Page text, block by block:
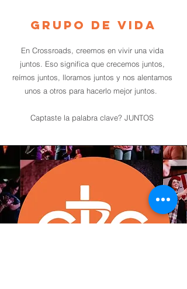
Grupo de vida
En Crossroads, creemos en vivir una vida
juntos. Eso significa que crecemos juntos,
reímos juntos, lloramos juntos y nos alentamos
unos a otros para hacerlo mejor juntos.
Captaste la palabra clave? JUNTOS